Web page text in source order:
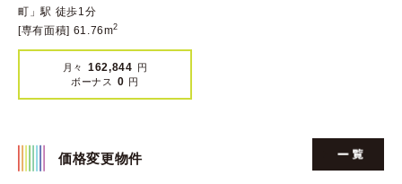
町」駅 徒歩1分
[専有面積] 61.76m2
月々 162,844 円
ボーナス
0 円
価格変更物件